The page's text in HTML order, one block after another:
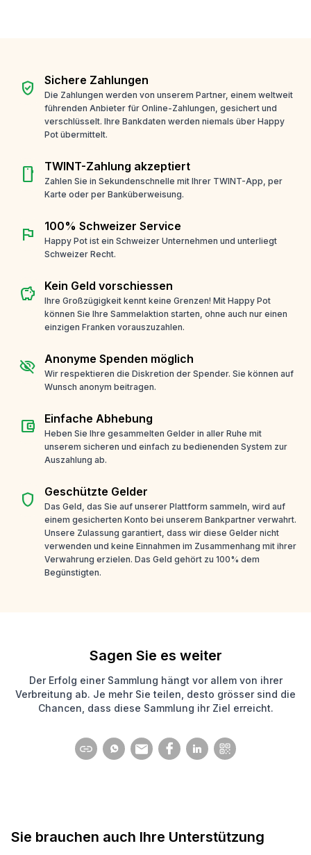
verified_user Sichere Zahlungen
Die Zahlungen werden von unserem Partner, einem weltweit
führenden Anbieter für Online-Zahlungen, gesichert und
verschlüsselt. Ihre Bankdaten werden niemals über Happy
Pot übermittelt.
smartphone TWINT-Zahlung akzeptiert
Zahlen Sie in Sekundenschnelle mit Ihrer TWINT-App, per
Karte oder per Banküberweisung.
flag 100% Schweizer Service
Happy Pot ist ein Schweizer Unternehmen und unterliegt
Schweizer Recht.
savings Kein Geld vorschiessen
Ihre Großzügigkeit kennt keine Grenzen! Mit Happy Pot
können Sie Ihre Sammelaktion starten, ohne auch nur einen
einzigen Franken vorauszuzahlen.
visibility_off Anonyme Spenden möglich
Wir respektieren die Diskretion der Spender. Sie können auf
Wunsch anonym beitragen.
account_balance_wallet Einfache Abhebung
Heben Sie Ihre gesammelten Gelder in aller Ruhe mit
unserem sicheren und einfach zu bedienenden System zur
Auszahlung ab.
shield Geschützte Gelder
Das Geld, das Sie auf unserer Plattform sammeln, wird auf
einem gesicherten Konto bei unserem Bankpartner verwahrt.
Unsere Zulassung garantiert, dass wir diese Gelder nicht
verwenden und keine Einnahmen im Zusammenhang mit ihrer
Verwahrung erzielen. Das Geld gehört zu 100% dem
Begünstigten.
Sagen Sie es weiter
Der Erfolg einer Sammlung hängt vor allem von ihrer
Verbreitung ab. Je mehr Sie teilen, desto grösser sind die
Chancen, dass diese Sammlung ihr Ziel erreicht.
Sie brauchen auch Ihre Unterstützung